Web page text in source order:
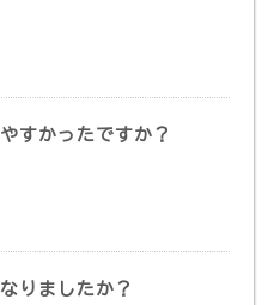
すかったですか？
りましたか？